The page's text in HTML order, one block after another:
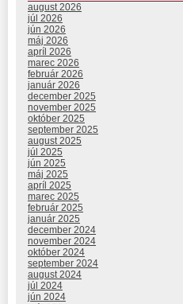
august 2026
júl 2026
jún 2026
máj 2026
apríl 2026
marec 2026
február 2026
január 2026
december 2025
november 2025
október 2025
september 2025
august 2025
júl 2025
jún 2025
máj 2025
apríl 2025
marec 2025
február 2025
január 2025
december 2024
november 2024
október 2024
september 2024
august 2024
júl 2024
jún 2024